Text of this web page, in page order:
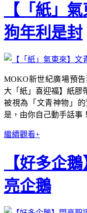
【「紙」
狗年利是封
MOKO新世紀廣場預
大「紙」喜迎福】紙膠
被視為「文青神物」
是，由你自己動手話事！
繼續觀看+
【好多企
亮企鵝